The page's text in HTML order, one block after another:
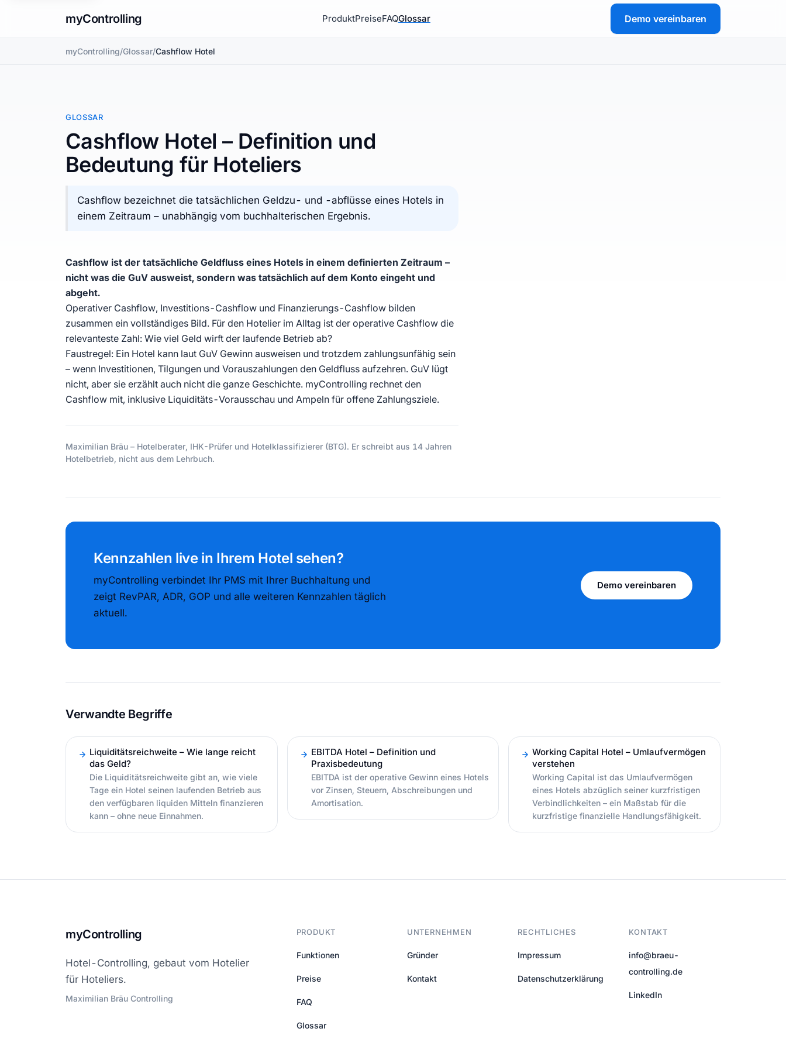
myControlling ProduktPreiseFAQGlossar Demo vereinbaren
myControlling/Glossar/Cashflow Hotel
GLOSSAR
Cashflow Hotel – Definition und
Bedeutung für Hoteliers
Cashflow bezeichnet die tatsächlichen Geldzu- und -abflüsse eines Hotels in
einem Zeitraum – unabhängig vom buchhalterischen Ergebnis.
Cashflow ist der tatsächliche Geldfluss eines Hotels in einem definierten Zeitraum –
nicht was die GuV ausweist, sondern was tatsächlich auf dem Konto eingeht und
abgeht.
Operativer Cashflow, Investitions-Cashflow und Finanzierungs-Cashflow bilden
zusammen ein vollständiges Bild. Für den Hotelier im Alltag ist der operative Cashflow die
relevanteste Zahl: Wie viel Geld wirft der laufende Betrieb ab?
Faustregel: Ein Hotel kann laut GuV Gewinn ausweisen und trotzdem zahlungsunfähig sein
– wenn Investitionen, Tilgungen und Vorauszahlungen den Geldfluss aufzehren. GuV lügt
nicht, aber sie erzählt auch nicht die ganze Geschichte. myControlling rechnet den
Cashflow mit, inklusive Liquiditäts-Vorausschau und Ampeln für offene Zahlungsziele.
Maximilian Bräu – Hotelberater, IHK-Prüfer und Hotelklassifizierer (BTG). Er schreibt aus 14 Jahren
Hotelbetrieb, nicht aus dem Lehrbuch.
Kennzahlen live in Ihrem Hotel sehen?
myControlling verbindet Ihr PMS mit Ihrer Buchhaltung und
zeigt RevPAR, ADR, GOP und alle weiteren Kennzahlen täglich
aktuell.
Demo vereinbaren
Verwandte Begriffe
Liquiditätsreichweite – Wie lange reicht
das Geld?
Die Liquiditätsreichweite gibt an, wie viele
Tage ein Hotel seinen laufenden Betrieb aus
den verfügbaren liquiden Mitteln finanzieren
kann – ohne neue Einnahmen.
EBITDA Hotel – Definition und
Praxisbedeutung
EBITDA ist der operative Gewinn eines Hotels
vor Zinsen, Steuern, Abschreibungen und
Amortisation.
Working Capital Hotel – Umlaufvermögen
verstehen
Working Capital ist das Umlaufvermögen
eines Hotels abzüglich seiner kurzfristigen
Verbindlichkeiten – ein Maßstab für die
kurzfristige finanzielle Handlungsfähigkeit.
myControlling
Hotel-Controlling, gebaut vom Hotelier
für Hoteliers.
Maximilian Bräu Controlling
PRODUKT
Funktionen
Preise
FAQ
Glossar
UNTERNEHMEN
Gründer
Kontakt
RECHTLICHES
Impressum
Datenschutzerklärung
KONTAKT
info@braeu-
controlling.de
LinkedIn